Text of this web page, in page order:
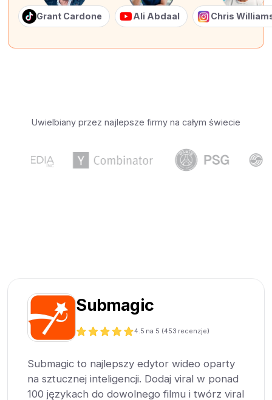
Grant Cardone Ali Abdaal Chris
Uwielbiany przez najlepsze firmy na całym świecie
Submagic
4.5 na 5 (453 recenzje)
Submagic to najlepszy edytor wideo oparty
na sztucznej inteligencji. Dodaj viral w ponad
100 językach do dowolnego filmu i twórz viral